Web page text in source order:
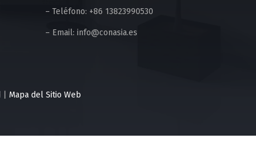
– Teléfono: +86 13823990530
– Email: info@conasia.es
Mapa del Sitio Web